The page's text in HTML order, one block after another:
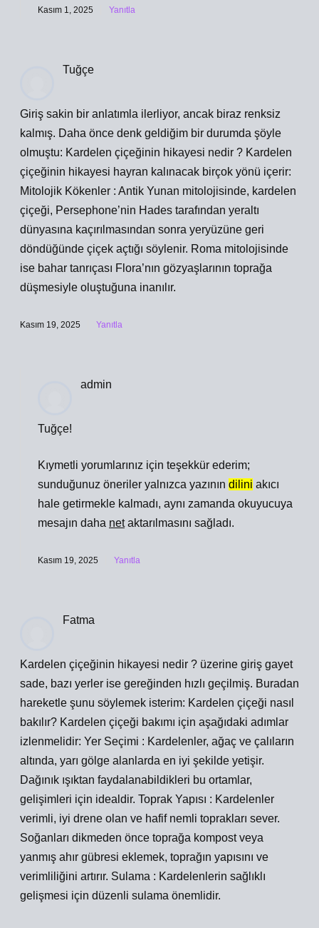
Kasım 1, 2025 Yanıtla
Tuğçe
Giriş sakin bir anlatımla ilerliyor, ancak biraz renksiz
kalmış. Daha önce denk geldiğim bir durumda şöyle
olmuştu: Kardelen çiçeğinin hikayesi nedir ? Kardelen
çiçeğinin hikayesi hayran kalınacak birçok yönü içerir:
Mitolojik Kökenler : Antik Yunan mitolojisinde, kardelen
çiçeği, Persephone’nin Hades tarafından yeraltı
dünyasına kaçırılmasından sonra yeryüzüne geri
döndüğünde çiçek açtığı söylenir. Roma mitolojisinde
ise bahar tanrıçası Flora’nın gözyaşlarının toprağa
düşmesiyle oluştuğuna inanılır.
Kasım 19, 2025 Yanıtla
admin
Tuğçe!
Kıymetli yorumlarınız için teşekkür ederim;
sunduğunuz öneriler yalnızca yazının dilini akıcı
hale getirmekle kalmadı, aynı zamanda okuyucuya
mesajın daha netaktarılmasını sağladı.
Kasım 19, 2025 Yanıtla
Fatma
Kardelen çiçeğinin hikayesi nedir ? üzerine giriş gayet
sade, bazı yerler ise gereğinden hızlı geçilmiş. Buradan
hareketle şunu söylemek isterim: Kardelen çiçeği nasıl
bakılır? Kardelen çiçeği bakımı için aşağıdaki adımlar
izlenmelidir: Yer Seçimi : Kardelenler, ağaç ve çalıların
altında, yarı gölge alanlarda en iyi şekilde yetişir.
Dağınık ışıktan faydalanabildikleri bu ortamlar,
gelişimleri için idealdir. Toprak Yapısı : Kardelenler
verimli, iyi drene olan ve hafif nemli toprakları sever.
Soğanları dikmeden önce toprağa kompost veya
yanmış ahır gübresi eklemek, toprağın yapısını ve
verimliliğini artırır. Sulama : Kardelenlerin sağlıklı
gelişmesi için düzenli sulama önemlidir.